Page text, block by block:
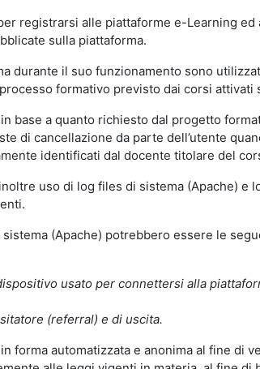
registrarsi alle piattaforme e-Learning
sulla piattaforma.
durante il suo funzionamento sono
formativo previsto dai corsi attivati
base a quanto richiesto dal progetto
di cancellazione da parte dell’utente
identificati dal docente titolare del
uso di log files di sistema (Apache)
(Apache) potrebbero essere le
usato per connettersi alla
(referral) e di uscita.
forma automatizzata e anonima al fine